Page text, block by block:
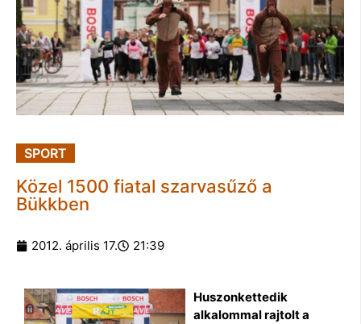
SPORT
Közel 1500 fiatal szarvasűző a
Bükkben
2012. április 17. 21:39
Huszonkettedik
alkalommal rajtolt a